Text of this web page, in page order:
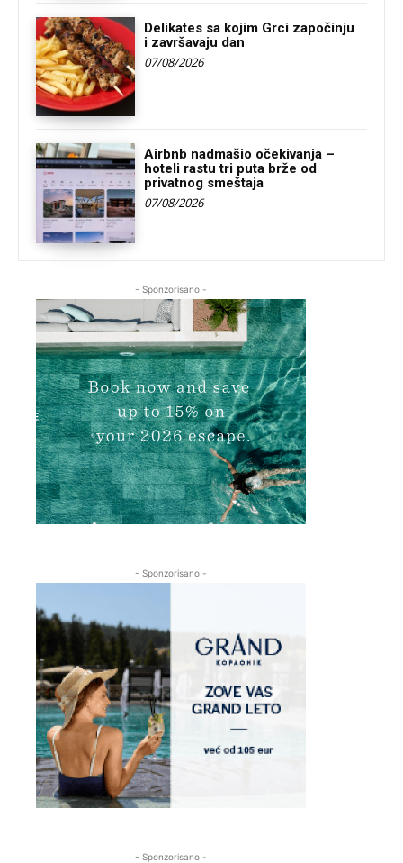
Delikates sa kojim Grci započinju
i završavaju dan
07/08/2026
Airbnb nadmašio očekivanja –
hoteli rastu tri puta brže od
privatnog smeštaja
07/08/2026
- Sponzorisano -
- Sponzorisano -
- Sponzorisano -